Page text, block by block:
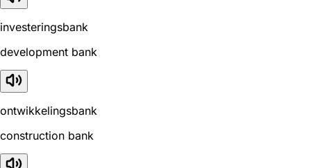
investeringsbank
development bank
ontwikkelingsbank
construction bank